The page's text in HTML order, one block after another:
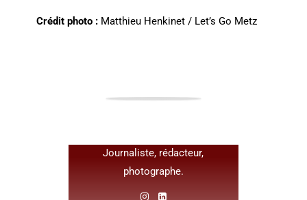
Crédit photo :Matthieu Henkinet / Let’s Go Metz
Journaliste, rédacteur,
photographe.